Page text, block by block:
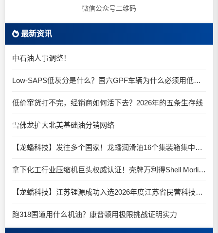
微信公众号二维码
最新资讯
中石油人事调整！
Low-SAPS低灰分是什么？国六GPF车辆为什么必须用低灰油
低价窜货打不完，经销商如何活下去？2026年的五条生存线
雪佛龙扩大北美基础油分销网络
【龙蟠科技】发往多个国家！龙蟠润滑油16个集装箱集中启程
拿下化工行业压缩机巨头权威认证！壳牌万利得Shell Morlina S2 B 再下一城！
【龙蟠科技】江苏锂源成功入选2026年度江苏省民营科技企业
跑318国道用什么机油？康普顿用极限挑战证明实力